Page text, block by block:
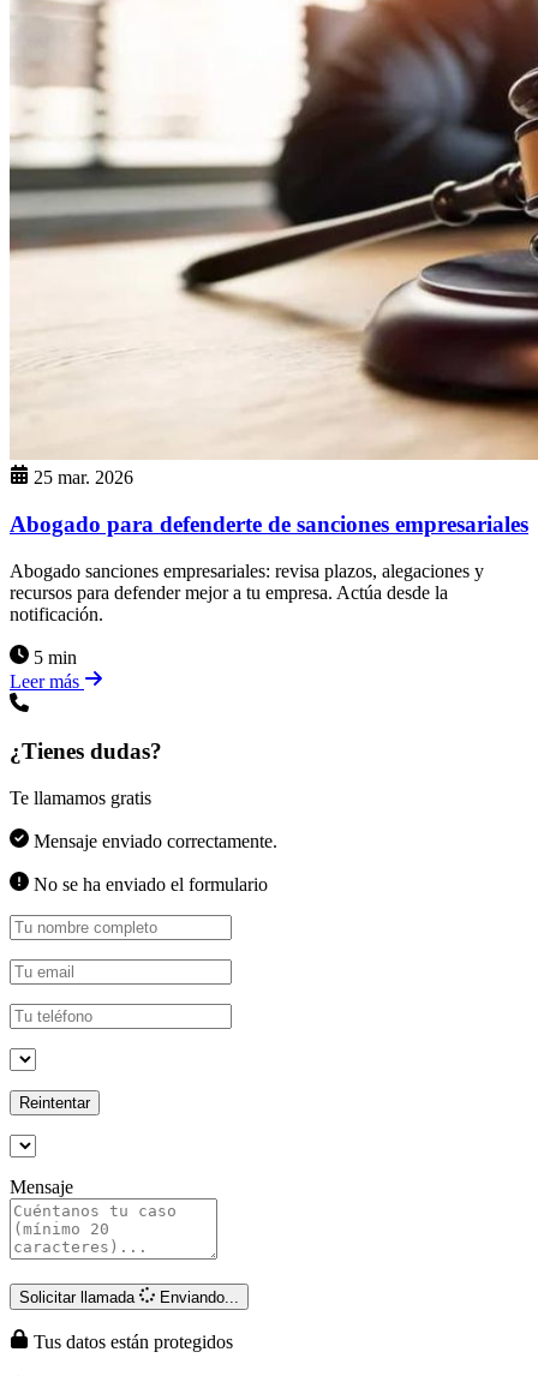
25 mar. 2026
Abogado para defenderte de sanciones empresariales
Abogado sanciones empresariales: revisa plazos, alegaciones y
recursos para defender mejor a tu empresa. Actúa desde la
notificación.
5 min
Leer más
¿Tienes dudas?
Te llamamos gratis
Mensaje enviado correctamente.
No se ha enviado el formulario
Reintentar
Mensaje
Solicitar llamada Enviando...
Tus datos están protegidos